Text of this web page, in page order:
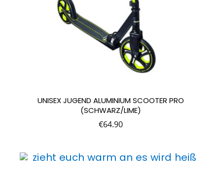
UNISEX JUGEND ALUMINIUM SCOOTER PRO
(SCHWARZ/LIME)
€64.90